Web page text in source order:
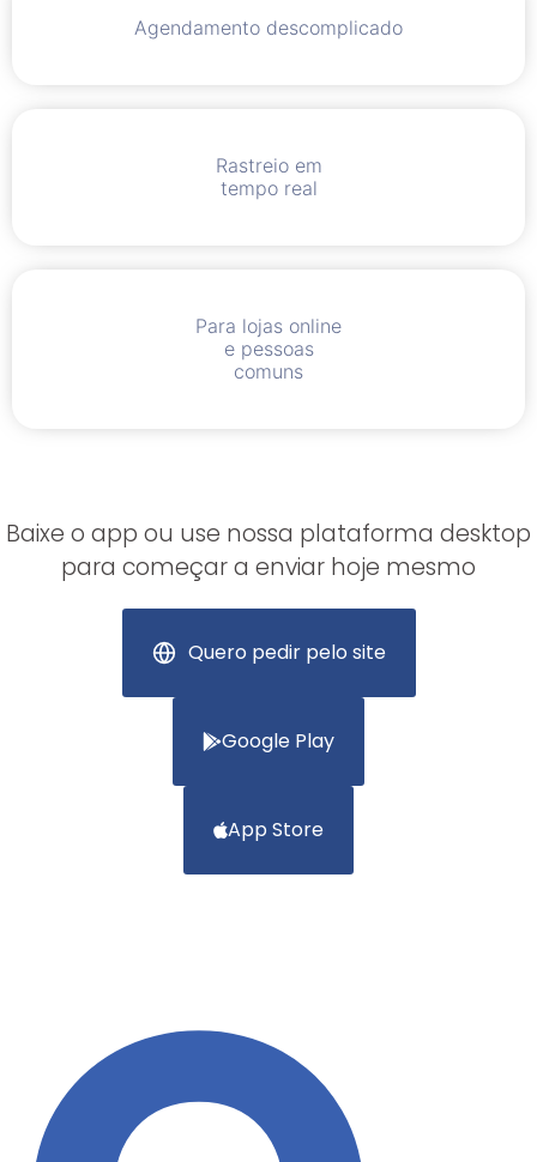
Agendamento descomplicado
Rastreio em
tempo real
Para lojas online
e pessoas
comuns
Baixe o app ou use nossa plataforma desktop
para começar a enviar hoje mesmo
Quero pedir pelo site
Google Play
App Store